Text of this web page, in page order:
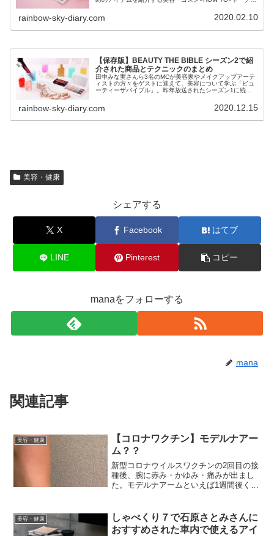
rainbow-sky-diary.com 2020.02.10
【保存版】BEAUTY THE BIBLE シーズン2で紹
介された商品とテクニックのまとめ
田中みな実さんら3名のMCが美容家やメイクアップアーテ
ィストの方々をゲストに迎えて、美容について学ぶ「ビュ
ーティーザバイブル」。昨年放送されたシーズン1に続き
rainbow-sky-diary.com 2020.12.15
美容・健康
シェアする
X Facebook はてブ
LINE Pinterest コピー
manaをフォローする
mana
関連記事
美容・健康
【コロナワクチン】モデルナアー
ム？？
新型コロナウイルスワクチンの2回目の接
種後、腕に赤み・かゆみ・痛みが出まし
た。モデルナアームといえば1週間後くら
美容・健康
しゃべくり７で石原さとみさんに
おすすめされた車内で使えるアイ